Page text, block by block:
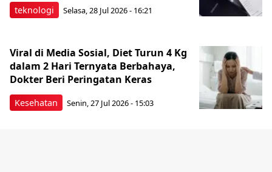
teknologi Selasa, 28 Jul 2026 - 16:21
Kesehatan
Viral di Media Sosial, Diet Turun 4 Kg
dalam 2 Hari Ternyata Berbahaya,
Dokter Beri Peringatan Keras
Senin, 27 Jul 2026 - 15:03